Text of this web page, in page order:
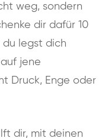
weg, sondern
dir dafür 10
du legst dich
jene
Druck, Enge oder
dir, mit deinen